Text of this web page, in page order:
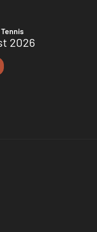
2026